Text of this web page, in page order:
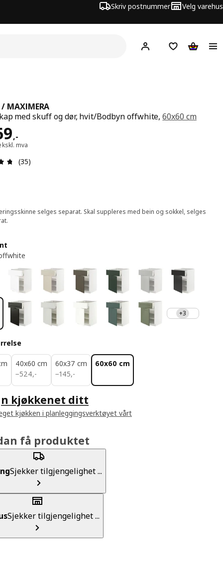
Skriv postnummer Velg varehus
Hej! Logg innHuskeliste
MAXIMERA
med skuff og dør, hvit/Bodbyn offwhite,60x60 cm
,-
mva
Produktomtale: 4.7 ingen kundevurdering 5 stjerner.
(35)
selges separat. Skal suppleres med bein og sokkel, selges
+3
40x60 cm
−524,-
524,-
60x37 cm
−145,-
145,-
60x60 cm
kjøkkenet ditt
kjøkken i planleggingsverktøyet vårt
få produktet
Sjekker tilgjengelighet ...
Sjekker tilgjengelighet ...